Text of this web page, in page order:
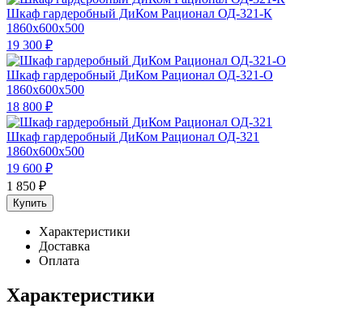
Шкаф гардеробный ДиКом Рационал ОД-321-К
1860x600x500
19 300 ₽
Шкаф гардеробный ДиКом Рационал ОД-321-О
1860x600x500
18 800 ₽
Шкаф гардеробный ДиКом Рационал ОД-321
1860x600x500
19 600 ₽
1 850 ₽
Купить
Характеристики
Доставка
Оплата
Характеристики